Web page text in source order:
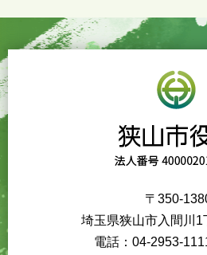
〒350-
埼玉県狭山市入間川1
電話：04-2953-